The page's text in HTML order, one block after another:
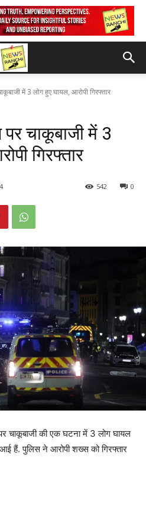
में 3 लोग हुए घायल, आरोपी गिरफ्तार
चाकूबाजी में 3
गिरफ्तार
0
542
चाकूबाजी की एक घटना में 3 लोग घायल
हैं. पुलिस ने आरोपी शख्‍स को गिरफ्तार